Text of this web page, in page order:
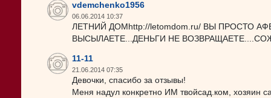
vdemchenko1956
06.06.2014 10:37
ЛЕТНИЙ ДОМhttp://letomdom.ru/ ВЫ ПРОСТО
ВЫСЫЛАЕТЕ...ДЕНЬГИ НЕ
11-11
21.06.2014 07:35
Девочки, спасибо за отзывы!
Меня надул конкретно ИМ твойсад.ком, хозяин